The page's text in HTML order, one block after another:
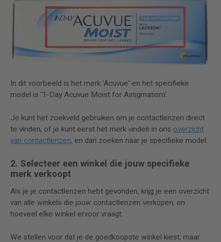
In dit voorbeeld is het merk 'Acuvue' en het specifieke
model is '1-Day Acuvue Moist for Astigmatism'.
Je kunt het zoekveld gebruiken om je contactlenzen direct
te vinden, of je kunt eerst het merk vinden in ons overzicht
van contactlenzen, en dan zoeken naar je specifieke model.
2. Selecteer een winkel die jouw specifieke
merk verkoopt
Als je je contactlenzen hebt gevonden, krijg je een overzicht
van alle winkels die jouw contactlenzen verkopen, en
hoeveel elke winkel ervoor vraagt.
We stellen voor dat je de goedkoopste winkel kiest, maar